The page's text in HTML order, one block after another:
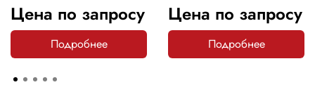
Цена по запросу
Подробнее
Цена по запросу
Подробнее